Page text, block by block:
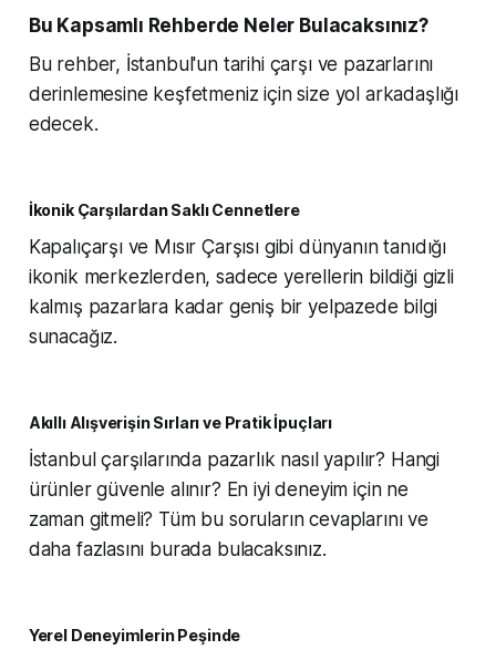
Bu Kapsamlı Rehberde Neler Bulacaksınız?
Bu rehber, İstanbul'un tarihi çarşı ve pazarlarını
derinlemesine keşfetmeniz için size yol arkadaşlığı
edecek.
İkonik Çarşılardan Saklı Cennetlere
Kapalıçarşı ve Mısır Çarşısı gibi dünyanın tanıdığı
ikonik merkezlerden, sadece yerellerin bildiği gizli
kalmış pazarlara kadar geniş bir yelpazede bilgi
sunacağız.
Akıllı Alışverişin Sırları ve Pratik İpuçları
İstanbul çarşılarında pazarlık nasıl yapılır? Hangi
ürünler güvenle alınır? En iyi deneyim için ne
zaman gitmeli? Tüm bu soruların cevaplarını ve
daha fazlasını burada bulacaksınız.
Yerel Deneyimlerin Peşinde